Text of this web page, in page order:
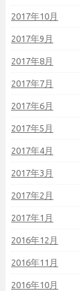
2017年10月
2017年9月
2017年8月
2017年7月
2017年6月
2017年5月
2017年4月
2017年3月
2017年2月
2017年1月
2016年12月
2016年11月
2016年10月